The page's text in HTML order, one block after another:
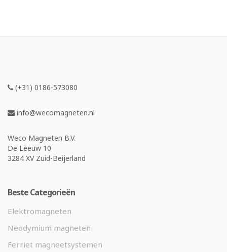
(+31) 0186-573080
info@wecomagneten.nl
Weco Magneten B.V.
De Leeuw 10
3284 XV Zuid-Beijerland
Beste Categorieën
Elektromagneten
Neodymium magneten
Ferriet magneetsystemen